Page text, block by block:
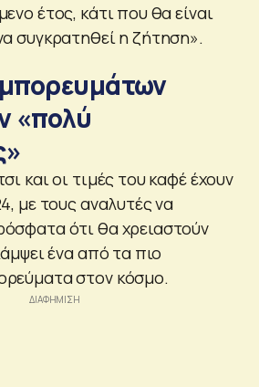
έτος, κάτι που θα είναι
συγκρατηθεί η ζήτηση».
«πολύ
και οι τιμές του καφέ έχουν
με τους αναλυτές να
ότι θα χρειαστούν
ένα από τα πιο
στον κόσμο.